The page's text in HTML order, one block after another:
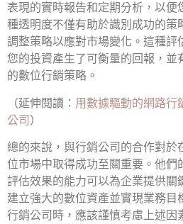
表現的實時報告和定期分析，以便
種透明度不僅有助於識別成功的策
調整策略以應對市場變化。這種評
您的投資產生了可衡量的回報，並
的數位行銷策略。
（延伸閱讀： 用數據驅動的網路行
公司 ）
總的來說，與行銷公司的合作對於
位市場中取得成功至關重要。他們
評估效果的能力可以為企業提供關
建立強大的數位資產並實現業務目
行銷公司時，應該謹慎考慮上述因